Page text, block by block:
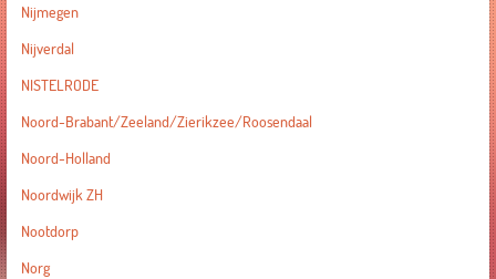
Nijmegen
Nijverdal
NISTELRODE
Noord-Brabant/Zeeland/Zierikzee/Roosendaal
Noord-Holland
Noordwijk ZH
Nootdorp
Norg